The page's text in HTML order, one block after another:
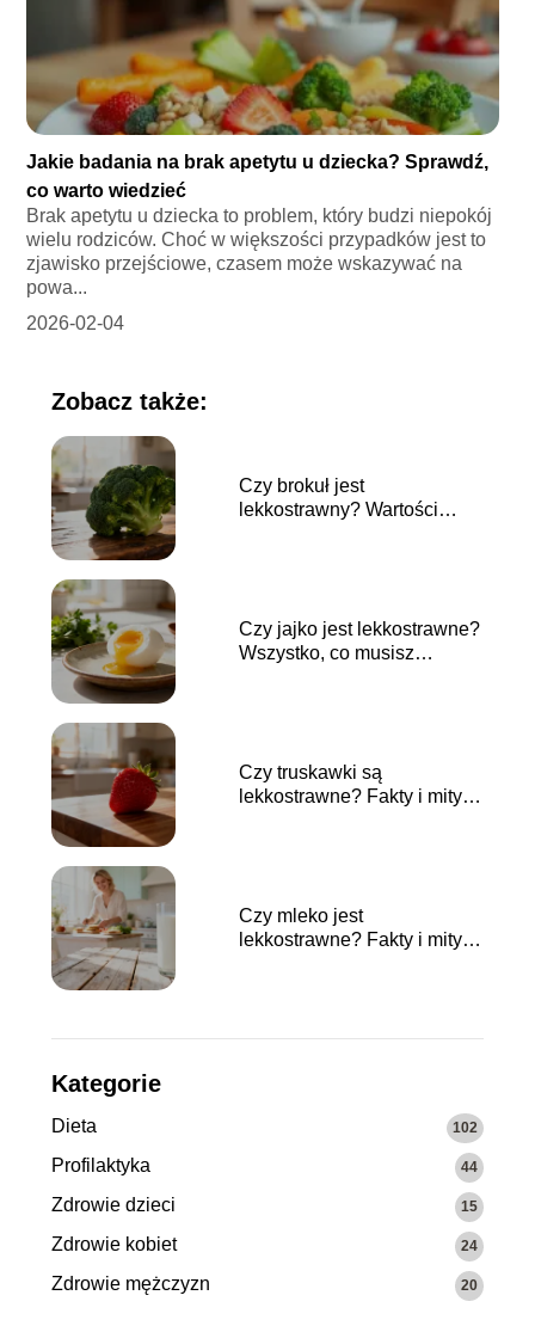
Jakie badania na brak apetytu u dziecka? Sprawdź,
co warto wiedzieć
Brak apetytu u dziecka to problem, który budzi niepokój
wielu rodziców. Choć w większości przypadków jest to
zjawisko przejściowe, czasem może wskazywać na
powa...
2026-02-04
Zobacz także:
Czy brokuł jest
lekkostrawny? Wartości
Czy jajko jest lekkostrawne?
Wszystko, co musisz
Czy truskawki są
lekkostrawne? Fakty i mity o
Czy mleko jest
lekkostrawne? Fakty i mity
Kategorie
Dieta 102
Profilaktyka 44
Zdrowie dzieci 15
Zdrowie kobiet 24
Zdrowie mężczyzn 20